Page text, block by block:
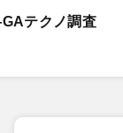
テクノ調査